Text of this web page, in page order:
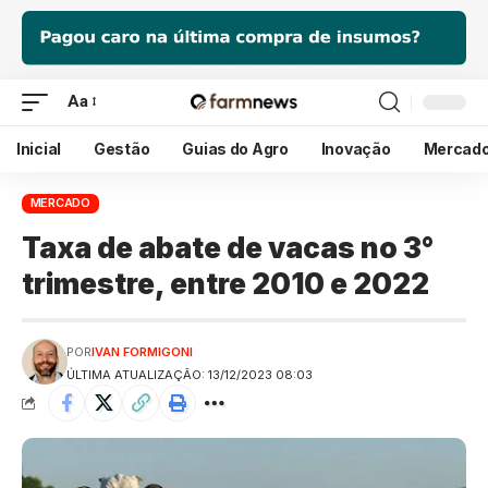
Aa
Inicial Gestão Guias do Agro Inovação
MERCADO
Taxa de abate de vacas no 3°
trimestre, entre 2010 e 2022
ÚLTIMA ATUALIZAÇÃO: 13/12/2023 08:03
PORIVAN FORMIGONI